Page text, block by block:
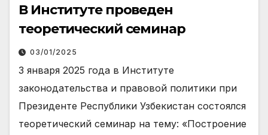
В Институте проведен
теоретический семинар
03/01/2025
3 января 2025 года в Институте
законодательства и правовой политики при
Президенте Республики Узбекистан состоялся
теоретический семинар на тему: «Построение